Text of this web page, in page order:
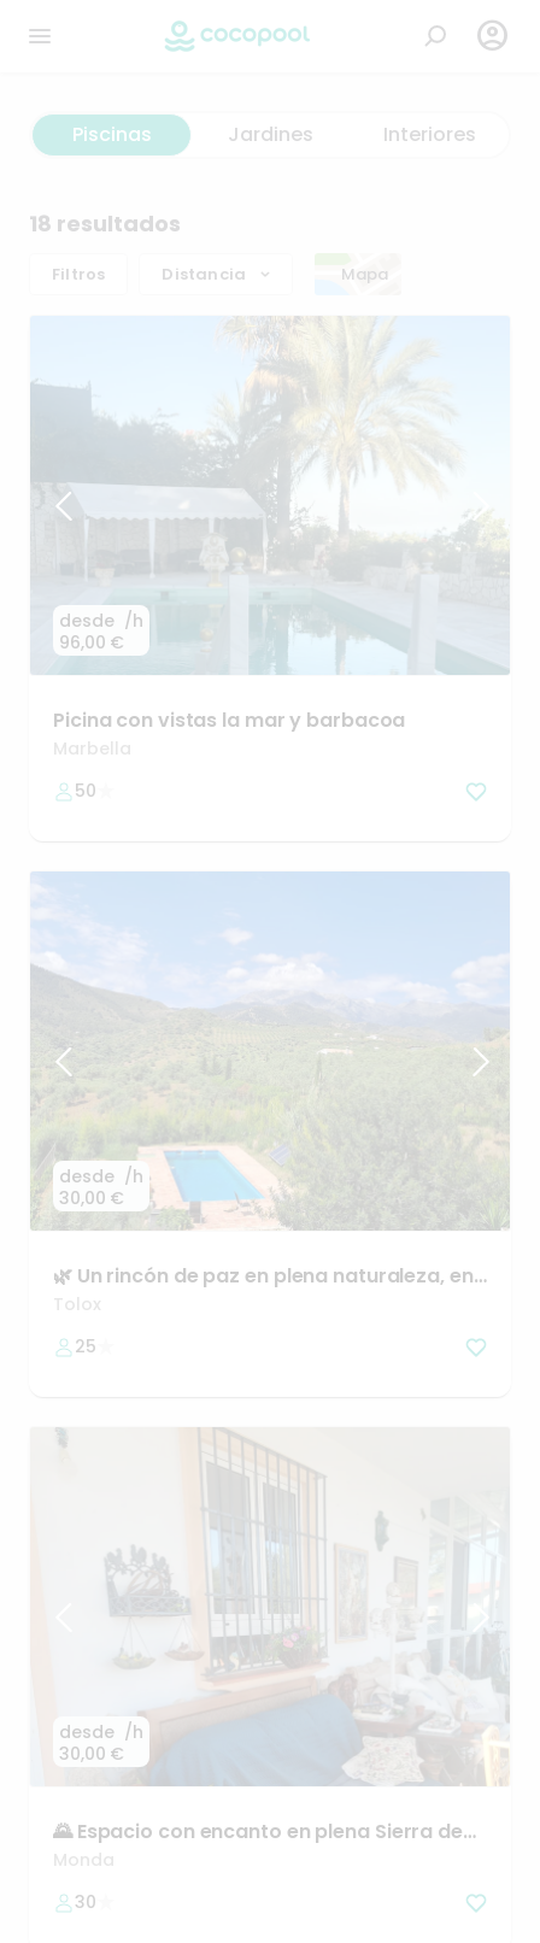

Piscinas Jardines Interiores
18 resultados
Filtros Distancia Mapa
desde
96,00 €
/h
Picina con vistas la mary barbacoa
Marbella
50
desde
30,00 €
/h
🌿 Un rincón de paz en plena naturaleza​,​ en
Tolox
Tolox
25
desde
30,00 €
/h
🌄 Espacio con encanto en plena Sierra de
lasNieves
Monda
30